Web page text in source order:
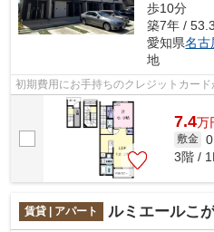
歩10分
築7年 /
愛知県名古
地
初期費用にお手持ちのクレジットカー
7.4万
敷金
3階 /
賃貸 | アパート ルミエールこ